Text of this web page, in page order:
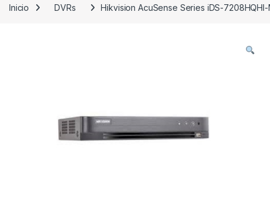
Inicio DVRs Hikvision AcuSense Series iDS-